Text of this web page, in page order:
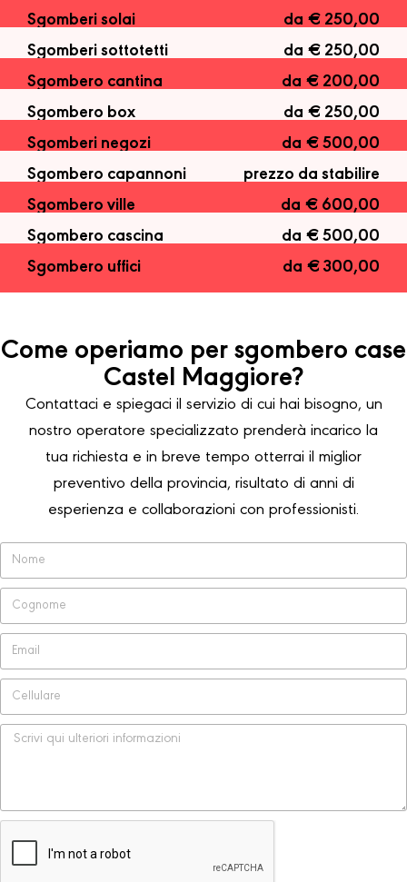
Sgomberi solai
da € 250,00
Sgomberi sottotetti
da € 250,00
Sgombero cantina
da € 200,00
Sgombero box
da € 250,00
Sgomberi negozi
da € 500,00
Sgombero capannoni
prezzo da stabilire
Sgombero ville
da € 600,00
Sgombero cascina
da € 500,00
Sgombero uffici
da € 300,00
Come operiamo per sgombero case
Castel Maggiore?
Contattaci e spiegaci il servizio di cui hai bisogno, un
nostro operatore specializzato prenderà incarico la
tua richiesta e in breve tempo otterrai il miglior
preventivo della provincia, risultato di anni di
esperienza e collaborazioni con professionisti.